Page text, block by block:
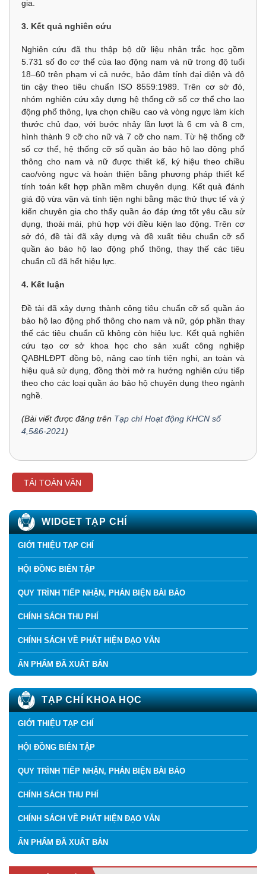
gia.
3. Kết quả nghiên cứu
Nghiên cứu đã thu thập bộ dữ liệu nhân trắc học gồm
5.731 số đo cơ thể của lao động nam và nữ trong độ tuổi
18–60 trên phạm vi cả nước, bảo đảm tính đại diện và độ
tin cậy theo tiêu chuẩn ISO 8559:1989. Trên cơ sở đó,
nhóm nghiên cứu xây dựng hệ thống cỡ số cơ thể cho lao
động phổ thông, lựa chọn chiều cao và vòng ngực làm kích
thước chủ đạo, với bước nhảy lần lượt là 6 cm và 8 cm,
hình thành 9 cỡ cho nữ và 7 cỡ cho nam. Từ hệ thống cỡ
số cơ thể, hệ thống cỡ số quần áo bảo hộ lao động phổ
thông cho nam và nữ được thiết kế, ký hiệu theo chiều
cao/vòng ngực và hoàn thiện bằng phương pháp thiết kế
tính toán kết hợp phần mềm chuyên dụng. Kết quả đánh
giá độ vừa vặn và tính tiện nghi bằng mặc thử thực tế và ý
kiến chuyên gia cho thấy quần áo đáp ứng tốt yêu cầu sử
dụng, thoải mái, phù hợp với điều kiện lao động. Trên cơ
sở đó, đề tài đã xây dựng và đề xuất tiêu chuẩn cỡ số
quần áo bảo hộ lao động phổ thông, thay thế các tiêu
chuẩn cũ đã hết hiệu lực.
4. Kết luận
Đề tài đã xây dựng thành công tiêu chuẩn cỡ số quần áo
bảo hộ lao động phổ thông cho nam và nữ, góp phần thay
thế các tiêu chuẩn cũ không còn hiệu lực. Kết quả nghiên
cứu tạo cơ sở khoa học cho sản xuất công nghiệp
QABHLĐPT đồng bộ, nâng cao tính tiện nghi, an toàn và
hiệu quả sử dụng, đồng thời mở ra hướng nghiên cứu tiếp
theo cho các loại quần áo bảo hộ chuyên dụng theo ngành
nghề.
(Bài viết được đăng trên Tạp chí Hoạt động KHCN số
4,5&6-2021)
TẢI TOÀN VĂN
WIDGET TẠP CHÍ
GIỚI THIỆU TẠP CHÍ
HỘI ĐỒNG BIÊN TẬP
QUY TRÌNH TIẾP NHẬN, PHẢN BIỆN BÀI BÁO
CHÍNH SÁCH THU PHÍ
CHÍNH SÁCH VỀ PHÁT HIỆN ĐẠO VĂN
ẤN PHẨM ĐÃ XUẤT BẢN
TẠP CHÍ KHOA HỌC
GIỚI THIỆU TẠP CHÍ
HỘI ĐỒNG BIÊN TẬP
QUY TRÌNH TIẾP NHẬN, PHẢN BIỆN BÀI BÁO
CHÍNH SÁCH THU PHÍ
CHÍNH SÁCH VỀ PHÁT HIỆN ĐẠO VĂN
ẤN PHẨM ĐÃ XUẤT BẢN